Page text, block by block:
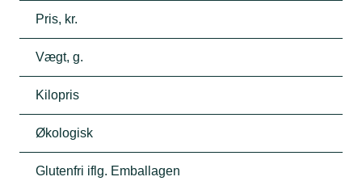
Pris, kr.
Vægt, g.
Kilopris
Økologisk
Glutenfri iflg. Emballagen